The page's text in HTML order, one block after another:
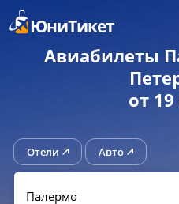
ЮниТикет
Авиабилеты
от
Отели Авто